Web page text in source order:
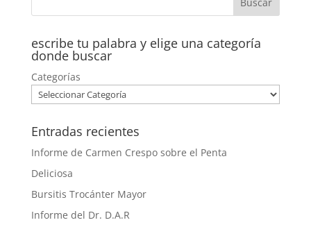
escribe tu palabra y elige una categoría
donde buscar
Categorías
Entradas recientes
Informe de Carmen Crespo sobre el Penta
Deliciosa
Bursitis Trocánter Mayor
Informe del Dr. D.A.R